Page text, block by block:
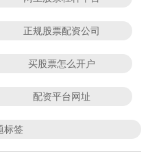
正规股票配资公司
买股票怎么开户
配资平台网址
标签